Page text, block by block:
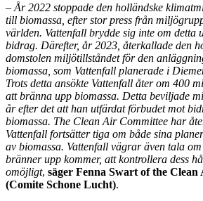
– År 2022 stoppade den holländske
till biomassa, efter stor press från
världen. Vattenfall brydde sig inte om detta
bidrag. Därefter, år 2023, återkallade den
domstolen miljötillståndet för den
biomassa, som Vattenfall planerade i
Trots detta ansökte Vattenfall åter om 400
att bränna upp biomassa. Detta beviljade
år efter det att han utfärdat förbudet mot
biomassa. The Clean Air Committee har
Vattenfall fortsätter tiga om både sina
av biomassa. Vattenfall vägrar även tala
bränner upp kommer, att kontrollera dess
omöjligt, säger Fenna Swart of the
(Comite Schone Lucht).